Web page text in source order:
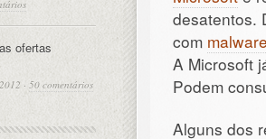
desatentos.
com
A Microsoft
Podem
Alguns dos
ofertas
· 50 comentários